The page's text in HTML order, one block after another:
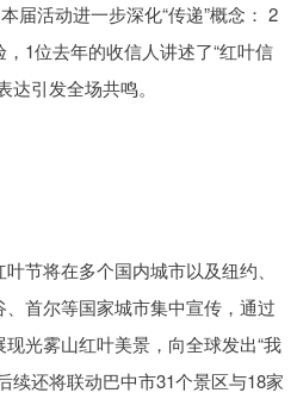
届活动进一步深化“传递”概念： 2
1位去年的收信人讲述了“红叶信
引发全场共鸣。
节将在多个国内城市以及纽约、
首尔等国家城市集中宣传，通过
光雾山红叶美景，向全球发出“我
续还将联动巴中市31个景区与18家